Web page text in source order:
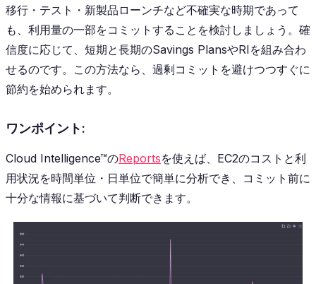
移行・テスト・新製品ローンチなど不確実な時期であって
も、利用量の一部をコミットすることを検討しましょう。確
信度に応じて、短期と長期のSavings PlansやRIを組み合わ
せるのです。この方法なら、過剰コミットを避けつつすぐに
節約を始められます。
ワンポイント:
Cloud Intelligence™のReportsを使えば、EC2のコストと利
用状況を時間単位・日単位で簡単に分析でき、コミット前に
十分な情報に基づいて判断できます。